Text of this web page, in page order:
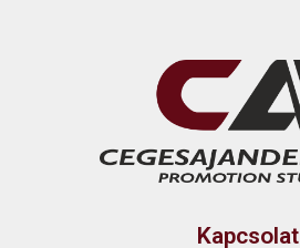
Kapcsolat